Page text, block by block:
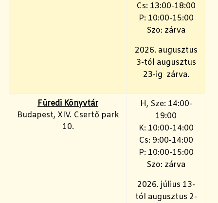
Cs: 13:00-18:00
P: 10:00-15:00
Szo: zárva
2026. augusztus
3-tól augusztus
23-ig zárva.
Füredi Könyvtár
Budapest, XIV. Csertő park
10.
H, Sze: 14:00-
19:00
K: 10:00-14:00
Cs: 9:00-14:00
P: 10:00-15:00
Szo: zárva
2026. július 13-
tól augusztus 2-